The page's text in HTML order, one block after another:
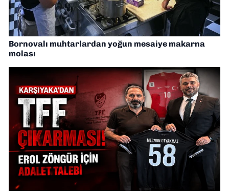
Bornovalı muhtarlardan yoğun mesaiye makarna
molası